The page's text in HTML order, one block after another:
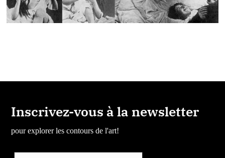
Inscrivez-vous à la newsletter
pour explorer les contours de l'art!
Saisissez votre adresse e-mail…